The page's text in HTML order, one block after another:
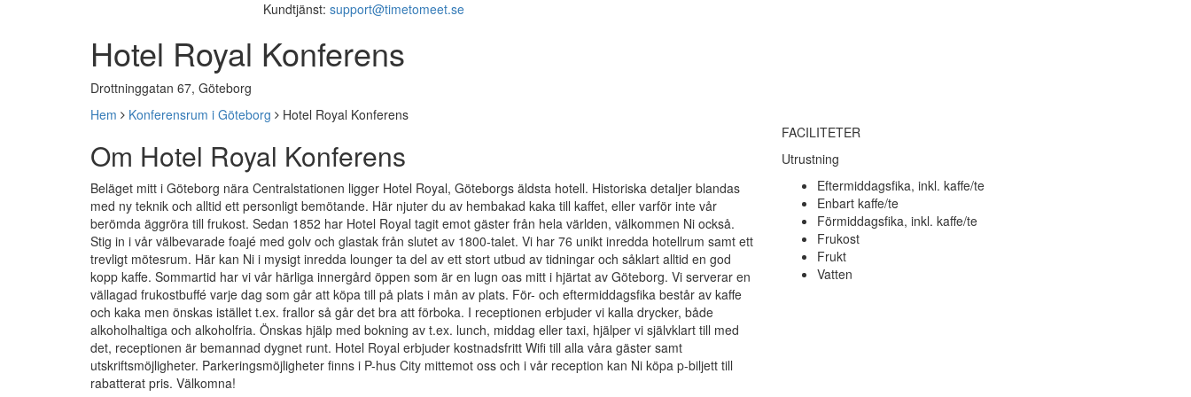
Kundtjänst: support@timetomeet.se
Hotel Royal Konferens
Drottninggatan 67, Göteborg
Hem
Konferensrum i Göteborg Hotel Royal Konferens
Om Hotel Royal Konferens
Beläget mitt i Göteborg nära Centralstationen ligger Hotel Royal, Göteborgs äldsta hotell. Historiska detaljer blandas
med ny teknik och alltid ett personligt bemötande. Här njuter du av hembakad kaka till kaffet, eller varför inte vår
berömda äggröra till frukost. Sedan 1852 har Hotel Royal tagit emot gäster från hela världen, välkommen Ni också.
Stig in i vår välbevarade foajé med golv och glastak från slutet av 1800-talet. Vi har 76 unikt inredda hotellrum samt ett
trevligt mötesrum. Här kan Ni i mysigt inredda lounger ta del av ett stort utbud av tidningar och såklart alltid en god
kopp kaffe. Sommartid har vi vår härliga innergård öppen som är en lugn oas mitt i hjärtat av Göteborg. Vi serverar en
vällagad frukostbuffé varje dag som går att köpa till på plats i mån av plats. För- och eftermiddagsfika består av kaffe
och kaka men önskas istället t.ex. frallor så går det bra att förboka. I receptionen erbjuder vi kalla drycker, både
alkoholhaltiga och alkoholfria. Önskas hjälp med bokning av t.ex. lunch, middag eller taxi, hjälper vi självklart till med
det, receptionen är bemannad dygnet runt. Hotel Royal erbjuder kostnadsfritt Wifi till alla våra gäster samt
utskriftsmöjligheter. Parkeringsmöjligheter finns i P-hus City mittemot oss och i vår reception kan Ni köpa p-biljett till
rabatterat pris. Välkomna!
FACILITETER
Utrustning
Eftermiddagsfika, inkl. kaffe/te
Enbart kaffe/te
Förmiddagsfika, inkl. kaffe/te
Frukost
Frukt
Vatten